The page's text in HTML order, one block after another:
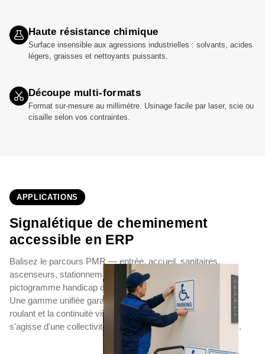
Haute résistance chimique
Surface insensible aux agressions industrielles : solvants, acides
légers, graisses et nettoyants puissants.
Découpe multi-formats
Format sur-mesure au millimètre. Usinage facile par laser, scie ou
cisaille selon vos contraintes.
APPLICATIONS
Signalétique de cheminement
accessible en ERP
Balisez le parcours PMR — entrée, accueil, sanitaires,
ascenseurs, stationnement — avec des panneaux
pictogramme handicap cohérents en finition et colorimétrie.
Une gamme unifiée garantit la lisibilité à hauteur fauteuil
roulant et la continuité visuelle sur l'ensemble du site, qu'il
s'agisse d'une collectivité, d'un hôtel ou d'un bâtiment public.